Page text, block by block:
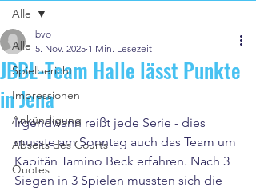
Alle
Spielbericht
Impressionen
Ankündigung
Abseits des Courts
Quotes
Alle
JBBL-Team Halle lässt Punkte
in Jena
bvo
5. Nov. 2025 1 Min. Lesezeit
Irgendwann reißt jede Serie - dies
musste am Sonntag auch das Team um
Kapitän Tamino Beck erfahren. Nach 3
Siegen in 3 Spielen mussten sich die